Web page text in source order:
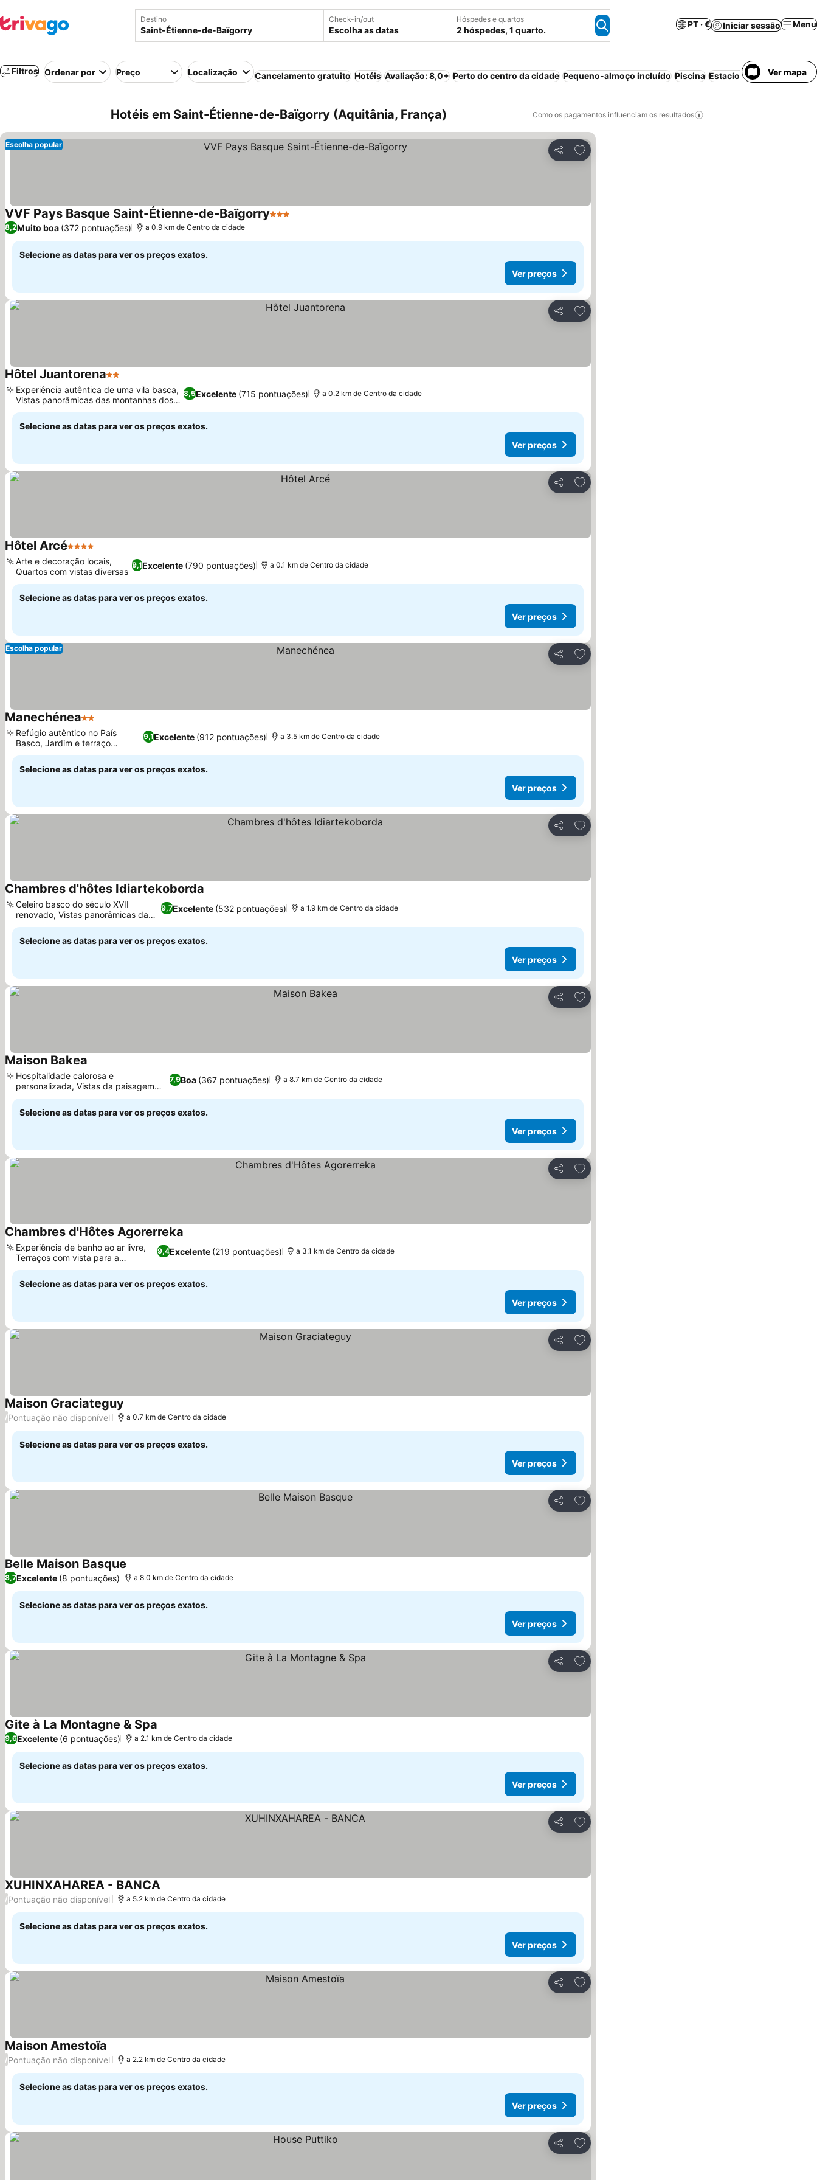
Destino Check-in/out
Escolha as datas
Hóspedes e quartos
2 hóspedes, 1 quarto.
PT · € Iniciar sessão Menu
Filtros Ordenar por Preço Localização Cancelamento gratuito Hotéis Avaliação: 8,0+ Perto do centro da cidade Pequeno-almoço incluído Piscina EstacionamentoVer mapa
Hotéis em Saint-Étienne-de-Baïgorry (Aquitânia, França) Como os pagamentos influenciam os resultados
Partilhar
Adicionar aos favoritos
Escolha popular
VVF Pays Basque Saint-Étienne-de-Baïgorry3 Estrelas
8,2Muito boa (372 pontuações) a 0.9 km de Centro da cidade
Selecione as datas para ver os preços exatos.
Ver preços
Partilhar
Adicionar aos favoritos
Hôtel Juantorena2 Estrelas
8,5Excelente (715 pontuações)
Experiência autêntica de uma vila basca,
Vistas panorâmicas das montanhas dos
Pireneus
a 0.2 km de Centro da cidade
Selecione as datas para ver os preços exatos.
Ver preços
Partilhar
Adicionar aos favoritos
Hôtel Arcé4 Estrelas
9,1Excelente (790 pontuações)
Arte e decoração locais,
Quartos com vistas diversas
a 0.1 km de Centro da cidade
Selecione as datas para ver os preços exatos.
Ver preços
Partilhar
Adicionar aos favoritos
Escolha popular
Manechénea2 Estrelas
9,1Excelente (912 pontuações)
Refúgio autêntico no País
Basco, Jardim e terraço
tranquilos
a 3.5 km de Centro da cidade
Selecione as datas para ver os preços exatos.
Ver preços
Partilhar
Adicionar aos favoritos
Chambres d'hôtes Idiartekoborda
9,7Excelente (532 pontuações)
Celeiro basco do século XVII
renovado, Vistas panorâmicas da
montanha
a 1.9 km de Centro da cidade
Selecione as datas para ver os preços exatos.
Ver preços
Partilhar
Adicionar aos favoritos
Maison Bakea
7,9Boa (367 pontuações)
Hospitalidade calorosa e
personalizada, Vistas da paisagem
circundante
a 8.7 km de Centro da cidade
Selecione as datas para ver os preços exatos.
Ver preços
Partilhar
Adicionar aos favoritos
Chambres d'Hôtes Agorerreka
9,4Excelente (219 pontuações)
Experiência de banho ao ar livre,
Terraços com vista para a
montanha
a 3.1 km de Centro da cidade
Selecione as datas para ver os preços exatos.
Ver preços
Partilhar
Adicionar aos favoritos
Maison Graciateguy
/Pontuação não disponível a 0.7 km de Centro da cidade
Selecione as datas para ver os preços exatos.
Ver preços
Partilhar
Adicionar aos favoritos
Belle Maison BasqueVer preços
8,7Excelente (8 pontuações) a 8.0 km de Centro da cidade
Selecione as datas para ver os preços exatos.
Ver preços
Partilhar
Adicionar aos favoritos
Gite à La Montagne & Spa
9,6Excelente (6 pontuações) a 2.1 km de Centro da cidade
Selecione as datas para ver os preços exatos.
Ver preços
Partilhar
Adicionar aos favoritos
XUHINXAHAREA - BANCAVer preços
/Pontuação não disponível a 5.2 km de Centro da cidade
Selecione as datas para ver os preços exatos.
Ver preços
Partilhar
Adicionar aos favoritos
Maison Amestoïa Ver preços
/Pontuação não disponível a 2.2 km de Centro da cidade
Selecione as datas para ver os preços exatos.
Ver preços
Partilhar
Adicionar aos favoritos